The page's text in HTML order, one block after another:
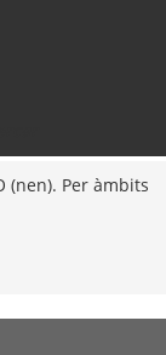
(nen). Per àmbits